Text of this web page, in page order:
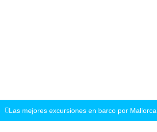
Las mejores excursiones en barco por Mallorca